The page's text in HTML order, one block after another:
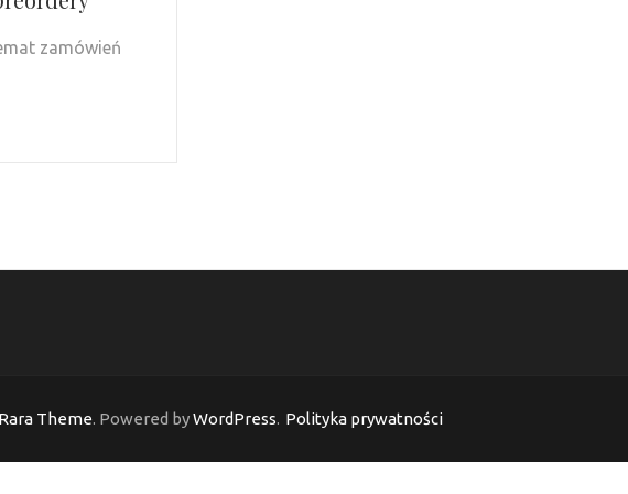
zamówień
Rara Theme. Powered byWordPress. Polityka prywatności